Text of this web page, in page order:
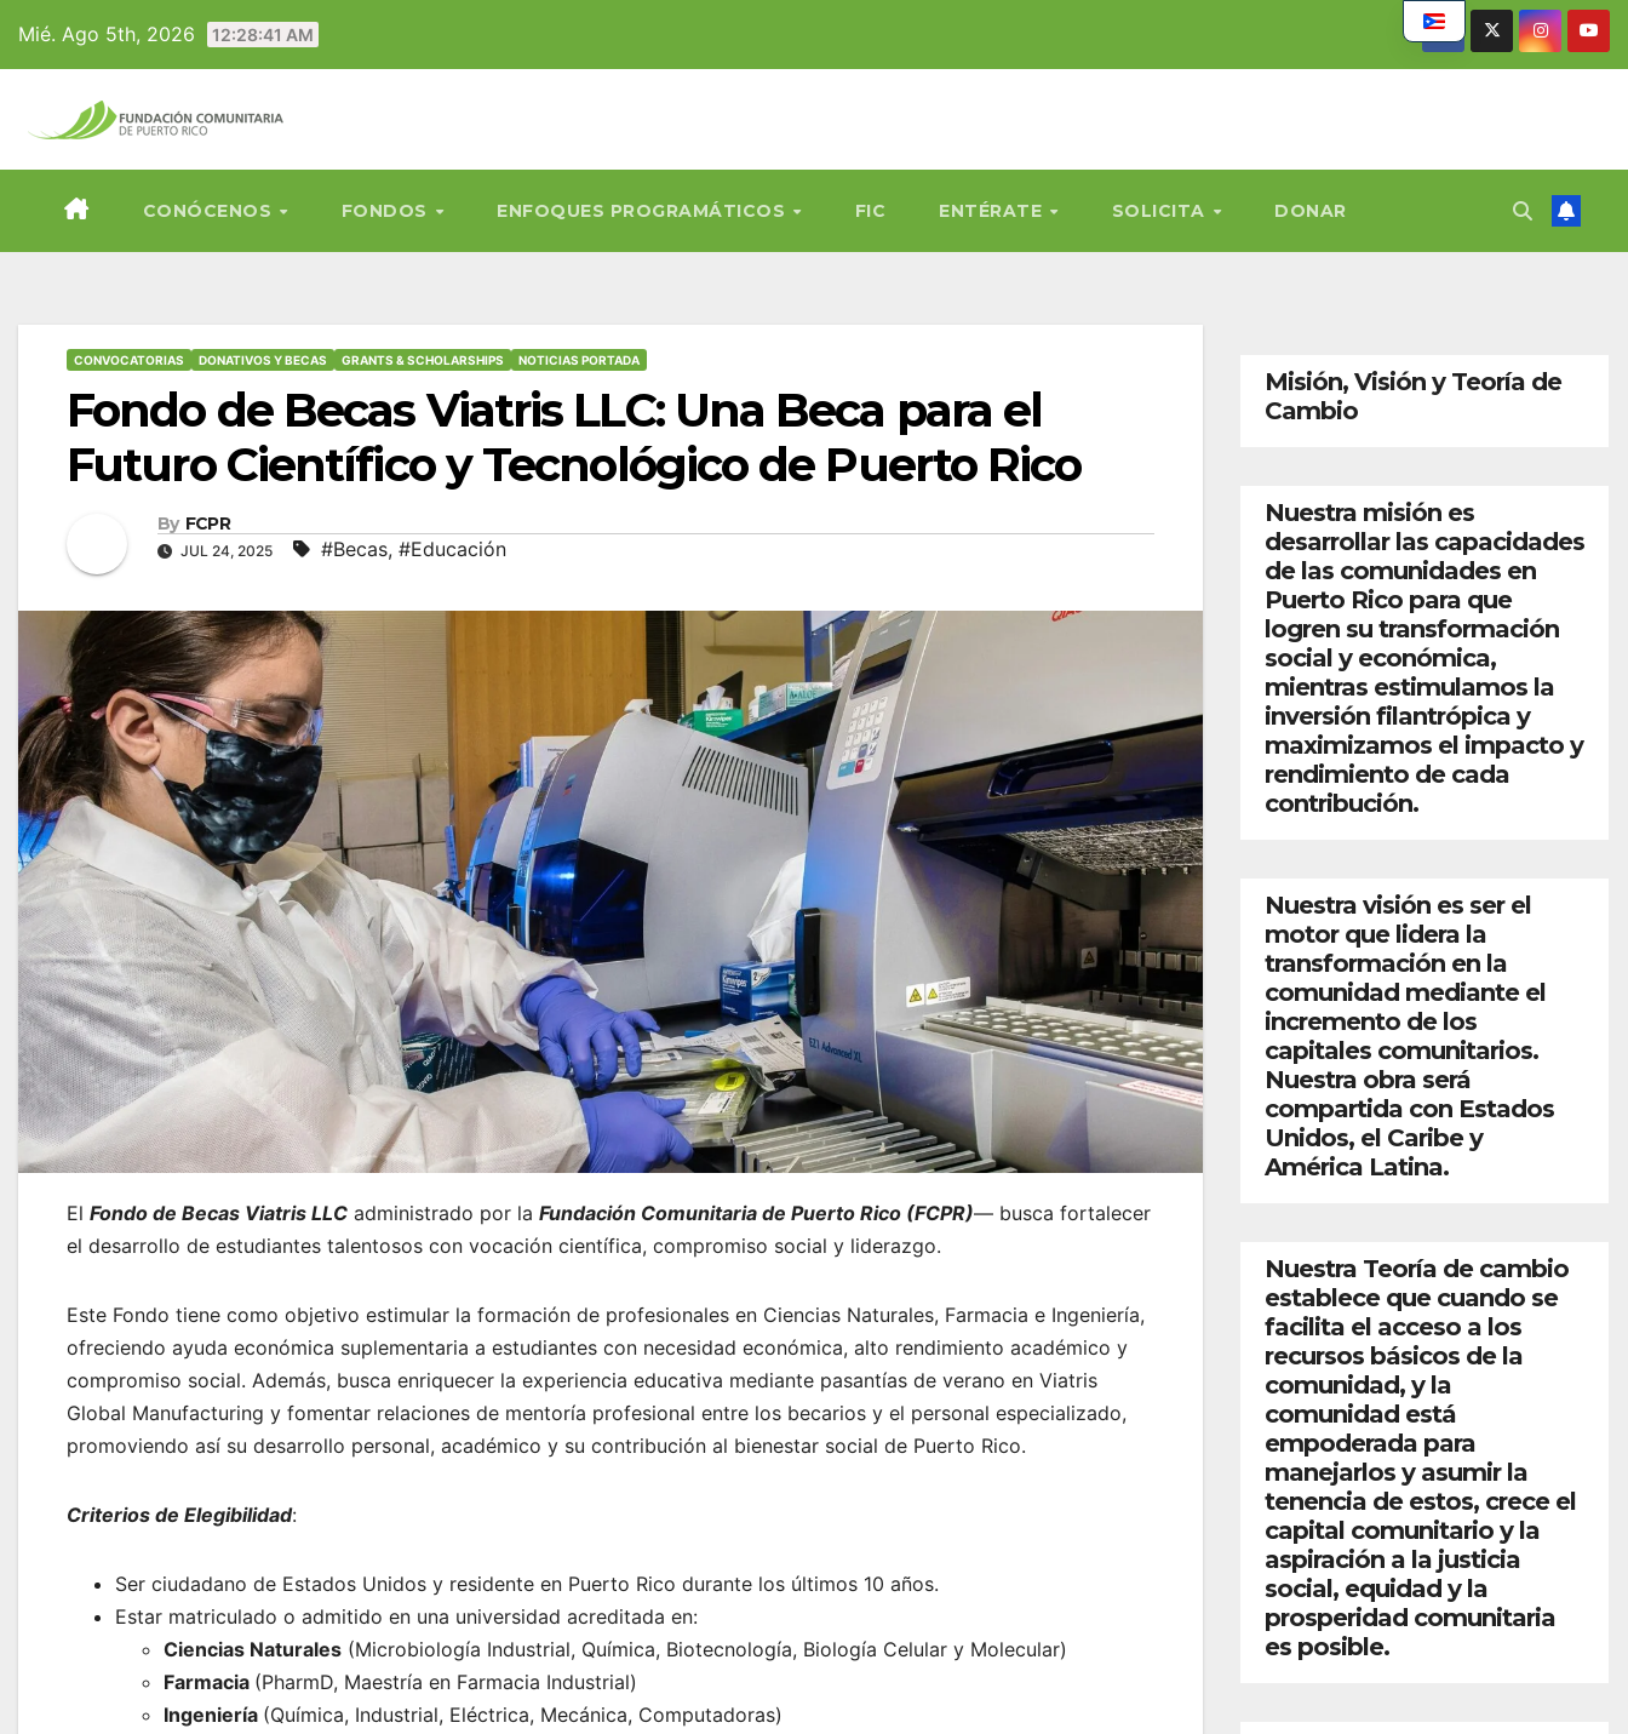
content
Mié. Ago 5th, 2026 12:28:42 AM
CONÓCENOS FONDOS ENFOQUES PROGRAMÁTICOS FIC ENTÉRATE SOLICITA DONAR
CONVOCATORIAS DONATIVOS Y BECAS GRANTS & SCHOLARSHIPS NOTICIAS PORTADA
Fondo de Becas Viatris LLC: Una Beca para el
Futuro Científico y Tecnológico de Puerto Rico
By FCPR
JUL 24, 2025 #Becas, #Educación
El Fondo de Becas Viatris LLC administrado por la Fundación Comunitaria de Puerto Rico (FCPR)— busca fortalecer
el desarrollo de estudiantes talentosos con vocación científica, compromiso social y liderazgo.
Este Fondo tiene como objetivo estimular la formación de profesionales en Ciencias Naturales, Farmacia e Ingeniería,
ofreciendo ayuda económica suplementaria a estudiantes con necesidad económica, alto rendimiento académico y
compromiso social. Además, busca enriquecer la experiencia educativa mediante pasantías de verano en Viatris
Global Manufacturing y fomentar relaciones de mentoría profesional entre los becarios y el personal especializado,
promoviendo así su desarrollo personal, académico y su contribución al bienestar social de Puerto Rico.
Criterios de Elegibilidad:
Ser ciudadano de Estados Unidos y residente en Puerto Rico durante los últimos 10 años.
Estar matriculado o admitido en una universidad acreditada en:
Ciencias Naturales (Microbiología Industrial, Química, Biotecnología, Biología Celular y Molecular)
Farmacia (PharmD, Maestría en Farmacia Industrial)
Ingeniería (Química, Industrial, Eléctrica, Mecánica, Computadoras)
Misión, Visión y Teoría de
Cambio
Nuestra misión es
desarrollar las capacidades
de las comunidades en
Puerto Rico para que
logren su transformación
social y económica,
mientras estimulamos la
inversión filantrópica y
maximizamos el impacto y
rendimiento de cada
contribución.
Nuestra visión es ser el
motor que lidera la
transformación en la
comunidad mediante el
incremento de los
capitales comunitarios.
Nuestra obra será
compartida con Estados
Unidos, el Caribe y
América Latina.
Nuestra Teoría de cambio
establece que cuando se
facilita el acceso a los
recursos básicos de la
comunidad, y la
comunidad está
empoderada para
manejarlos y asumir la
tenencia de estos, crece el
capital comunitario y la
aspiración a la justicia
social, equidad y la
prosperidad comunitaria
es posible.